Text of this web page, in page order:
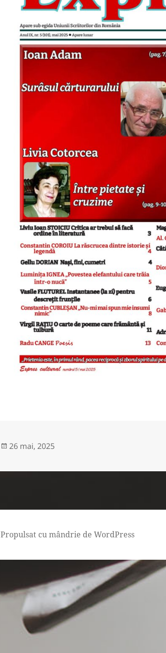
Publicat
26 mai, 2025
Propulsat cu mândrie de WordPress